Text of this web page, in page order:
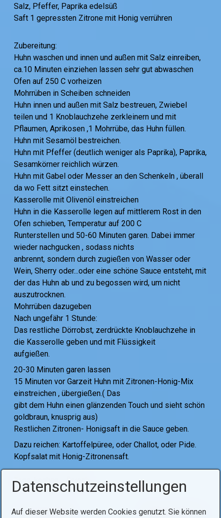
Salz, Pfeffer, Paprika edelsüß
Saft 1 gepressten Zitrone mit Honig verrühren
Zubereitung:
Huhn waschen und innen und außen mit Salz einreiben,
ca.10 Minuten einziehen lassen sehr gut abwaschen
Ofen auf 250 C vorheizen
Mohrrüben in Scheiben schneiden
Huhn innen und außen mit Salz bestreuen, Zwiebel
teilen und 1 Knoblauchzehe zerkleinern und mit
Pflaumen, Aprikosen ,1 Mohrrübe, das Huhn füllen.
Huhn mit Sesamöl bestreichen.
Huhn mit Pfeffer (deutlich weniger als Paprika), Paprika,
Sesamkörner reichlich würzen.
Huhn mit Gabel oder Messer an den Schenkeln , überall
da wo Fett sitzt einstechen.
Kasserolle mit Olivenöl einstreichen
Huhn in die Kasserolle legen auf mittlerem Rost in den
Ofen schieben, Temperatur auf 200 C
Runterstellen und 50-60 Minuten garen. Dabei immer
wieder nachgucken , sodass nichts
anbrennt, sondern durch zugießen von Wasser oder
Wein, Sherry oder...oder eine schöne Sauce entsteht, mit
der das Huhn ab und zu begossen wird, um nicht
auszutrocknen.
Mohrrüben dazugeben
Nach ungefähr 1 Stunde:
Das restliche Dörrobst, zerdrückte Knoblauchzehe in
die Kasserolle geben und mit Flüssigkeit
aufgießen.
20-30 Minuten garen lassen
15 Minuten vor Garzeit Huhn mit Zitronen-Honig-Mix
einstreichen , übergießen.( Das
gibt dem Huhn einen glänzenden Touch und sieht schön
goldbraun, knusprig aus)
Restlichen Zitronen- Honigsaft in die Sauce geben.
Dazu reichen: Kartoffelpüree, oder Challot, oder Pide.
Kopfsalat mit Honig-Zitronensaft.
Tags: fleisch
Voriger Artikel Nächster Artikel
Datenschutzeinstellungen
Auf dieser Website werden Cookies genutzt. Sie können